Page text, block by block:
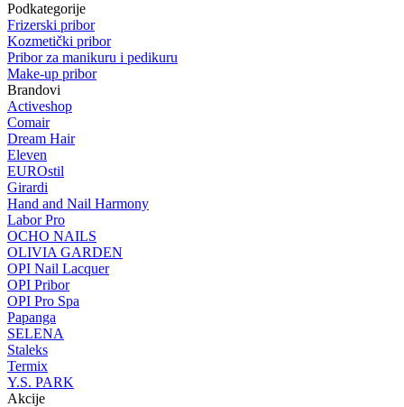
Podkategorije
Frizerski pribor
Kozmetički pribor
Pribor za manikuru i pedikuru
Make-up pribor
Brandovi
Activeshop
Comair
Dream Hair
Eleven
EUROstil
Girardi
Hand and Nail Harmony
Labor Pro
OCHO NAILS
OLIVIA GARDEN
OPI Nail Lacquer
OPI Pribor
OPI Pro Spa
Papanga
SELENA
Staleks
Termix
Y.S. PARK
Akcije